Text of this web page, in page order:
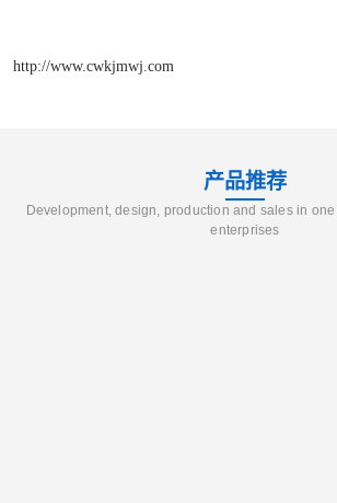
http://www.cwkjmwj.com
产品推荐
Development, design, production and sales in
enterprises